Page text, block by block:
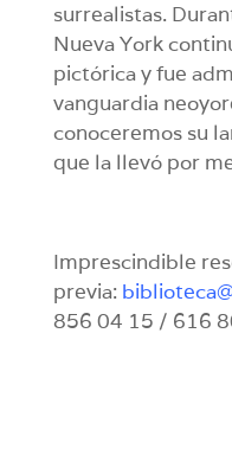
surrealistas.
Nueva York
pictórica y fue
vanguardia
conoceremos su
que la llevó por
Imprescindible
previa:
856 04 15 / 616